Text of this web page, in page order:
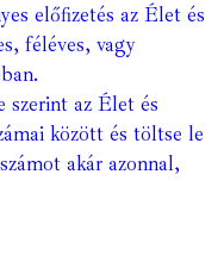
előfizetés az Élet és
féléves, vagy
szerint az Élet és
között és töltse le
akár azonnal,